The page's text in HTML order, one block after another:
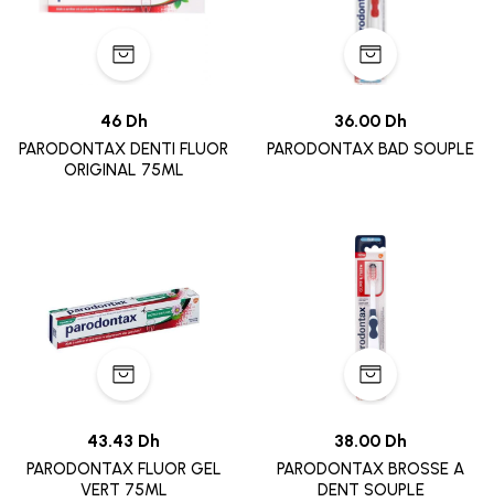
46 Dh
PARODONTAX DENTI FLUOR
ORIGINAL 75ML
36.00 Dh
PARODONTAX BAD SOUPLE
43.43 Dh
PARODONTAX FLUOR GEL
VERT 75ML
38.00 Dh
PARODONTAX BROSSE A
DENT SOUPLE